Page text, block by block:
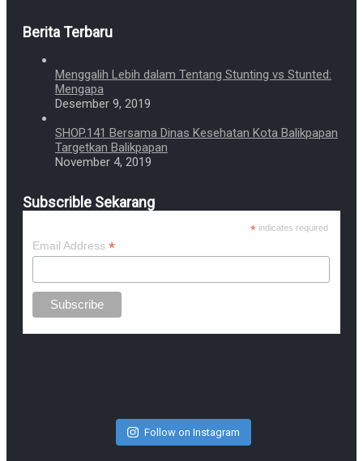
Berita Terbaru
Menggalih Lebih dalam Tentang Stunting vs Stunted:
Mengapa
Desember 9, 2019
SHOP.141 Bersama Dinas Kesehatan Kota Balikpapan
Targetkan Balikpapan
November 4, 2019
Subscrible Sekarang
*indicates required
Email Address *
Follow on Instagram